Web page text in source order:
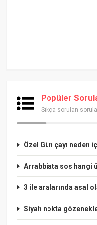
Popüler
Sıkça sorulan
Özel Gün çayı neden
Arrabbiata sos hangi
3 ile aralarında asal
Siyah nokta